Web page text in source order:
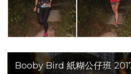
Booby Bird 紙糊公仔班